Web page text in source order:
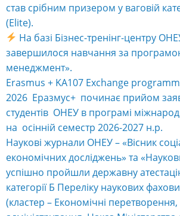
став срібним призером у ваговій
(Elite).
На базі Бізнес-тренінг-центру
завершилося навчання за
менеджмент».
Erasmus + KA107 Exchange
2026 Еразмус+ починає прийом
студентів ОНЕУ в програмі
на осінній семестр 2026-2027 н.р.
Наукові журнали ОНЕУ – «Вісник
економічних досліджень» та
успішно пройшли державну
категорії Б Переліку наукових
(кластер – Економічні перетворення,